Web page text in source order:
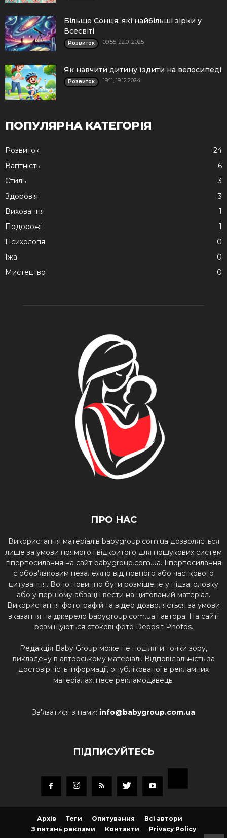
Більше Сонця: які найбільші зірки у
Всесвіті
Розвиток 09:55, 22.01.2025
Як навчити дитину їздити на велосипеді
Розвиток 19:11, 19.12.2024
ПОПУЛЯРНА КАТЕГОРІЯ
Розвиток
24
Вагітність
6
Стиль
3
Здоров'я
3
Виховання
1
Подорожі
1
Психологія
0
Їжа
0
Мистецтво
0
ПРО НАС
Використання матеріалів babygroup.com.ua дозволяється
лише за умови прямого і відкритого для пошукових систем
гіперпосилання на сайт babygroup.com.ua. Гіперпосилання
є обов'язковим незалежно від повного або часткового
цитування. Воно повинно бути розміщене у підзаголовку
або у першому абзаці і вести на цитований матеріал.
Використання фотографій та відео дозволяється за умови
вказання на джерело babygroup.com.ua і автора. На сайті
розміщуються стокові фото Deposit Photos.
Редакція Baby Group може не поділяти точки зору,
викладену в авторському матеріалі. Відповідальність за
достовірність інформації, опублікованої в рекламних
матеріалах, несе рекламодавець.
Зв'язатися з нами: info@babygroup.com.ua
ПІДПИСУЙТЕСЬ
Архів Теги Опитування
Всі автори
З питань реклами
Контакти Privacy Policy